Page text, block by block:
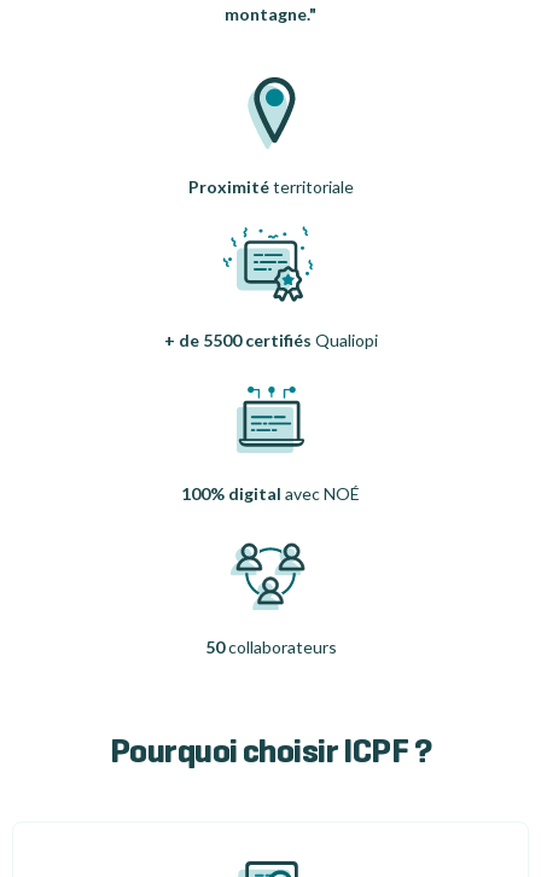
+ de 5500 certifiés Qualiopi
100% digital avec NOÉ
montagne."
50collaborateurs
Proximitéterritoriale
Pourquoi choisir ICPF ?